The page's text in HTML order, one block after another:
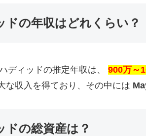
ドの年収はどれくらい？
ディッドの推定年収は、 900万～
な収入を得ており、その中には
ドの総資産は？